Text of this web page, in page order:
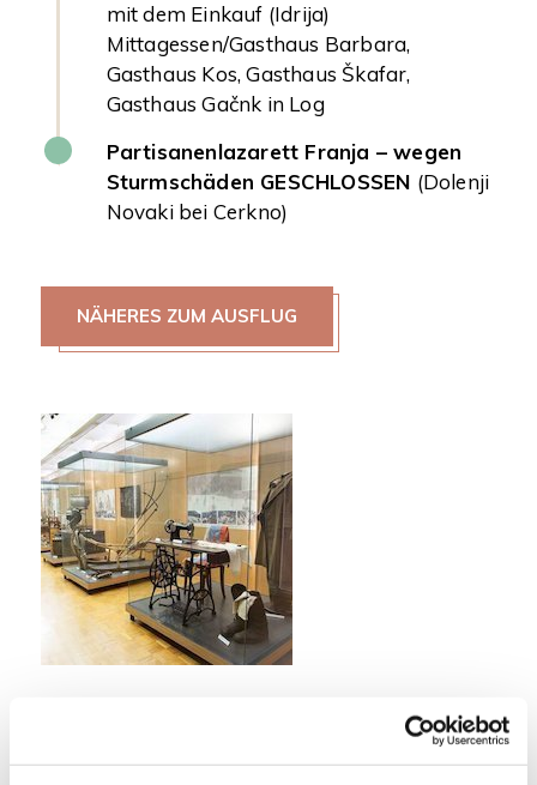
mit dem Einkauf (Idrija)
Mittagessen/Gasthaus Barbara,
Gasthaus Kos, Gasthaus Škafar,
Gasthaus Gačnk in Log
Partisanenlazarett Franja – wegen
Sturmschäden GESCHLOSSEN (Dolenji
Novaki bei Cerkno)
NÄHERES ZUM AUSFLUG